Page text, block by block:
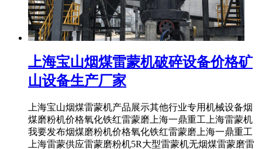
上海宝山烟煤雷蒙机破碎设备价格矿
山设备生产厂家
上海宝山烟煤雷蒙机产品展示其他行业专用机械设备烟
煤磨粉机价格氧化铁红雷蒙磨上海一鼎重工上海雷蒙机
我要发布烟煤磨粉机价格氧化铁红雷蒙磨上海一鼎重工
上海雷蒙供应雷蒙磨粉机5R大型雷蒙机无烟煤雷蒙磨雷